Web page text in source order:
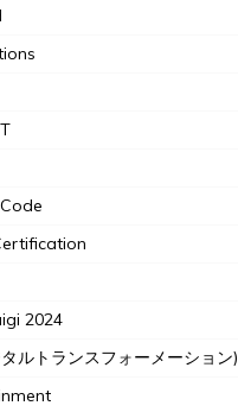
2024
ルトランスフォーメーション)